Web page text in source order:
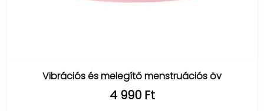
Vibrációs és melegítő menstruációs öv
4 990 Ft